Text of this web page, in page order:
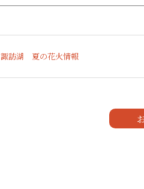
諏訪湖 夏の花火情報